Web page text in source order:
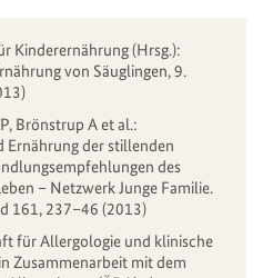
Kinderernährung (Hrsg.):
von Säuglingen, 9.
Brönstrup A et al.:
Ernährung der stillenden
des
– Netzwerk Junge Familie.
161, 237–46 (2013)
für Allergologie und klinische
Zusammenarbeit mit dem